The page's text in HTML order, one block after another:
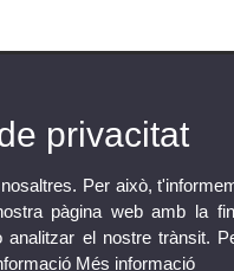
privacitat
Per això,
pàgina web amb la
el nostre trànsit.
Més informació